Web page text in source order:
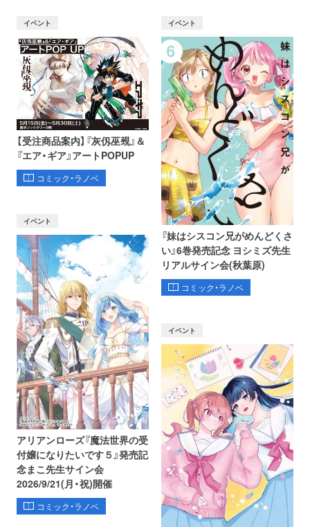
イベント
【受注商品案内】『灰仭巫覡』＆
『エア・ギア』アートPOPUP
コミック・ラノベ
イベント
『妹はシスコン兄がめんどくさ
い』6巻発売記念 ヨシミズ先生
リアルサイン会(秋葉原)
コミック・ラノベ
イベント
アリアンローズ『魔法世界の受
付嬢になりたいです５』発売記
念まこ先生サイン会
2026/9/21(月・祝)開催
コミック・ラノベ
イベント